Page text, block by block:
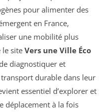
pour alimenter des
en France,
une mobilité plus
le site Vers une Ville Éco
diagnostiquer et
durable dans leur
essentiel d’explorer et
déplacement à la fois